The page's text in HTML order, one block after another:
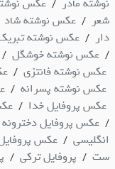
نوشته مادر / عکس
شعر / عکس نوشته شاد
دار / عکس نوشته
/ عکس نوشته خوشگل /
عکس نوشته فانتزی /
عکس نوشته پسرانه /
عکس پروفایل خدا /
/ عکس پروفایل دخترونه
انگلیسی / عکس
ست / پروفایل ترکی /